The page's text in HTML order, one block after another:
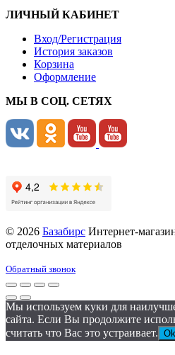
ЛИЧНЫЙ КАБИНЕТ
Вход/Регистрация
История заказов
Корзина
Оформление
МЫ В СОЦ. СЕТЯХ
© 2026 Базабирс Интернет-
отделочных материалов
Обратный звонок
Мы используем куки для
сайта. Если Вы продолжите
считать что Вас это устраивает. Ok